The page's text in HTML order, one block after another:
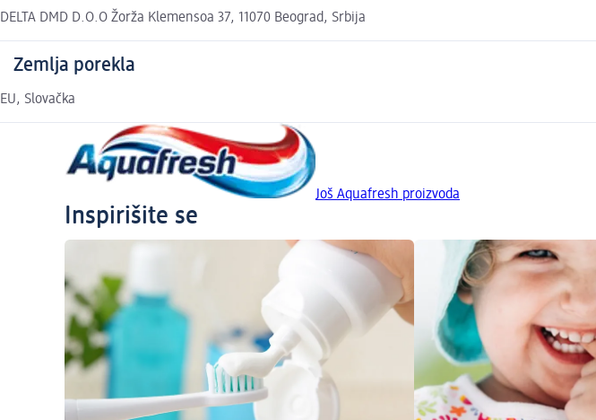
DELTA DMD D.O.O Žorža Klemensoa 37, 11070 Beograd, Srbija
Zemlja porekla
EU, Slovačka
Još Aquafresh proizvoda
Inspirišite se